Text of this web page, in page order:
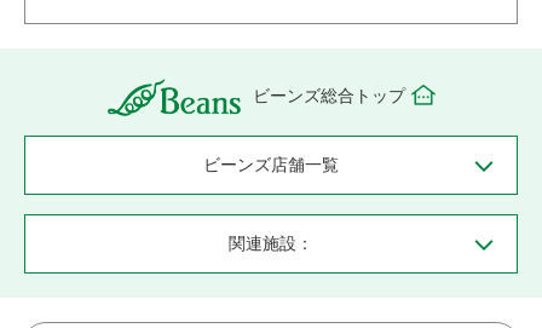
ビーンズ総合トップ
ビーンズ店舗一覧
関連施設：